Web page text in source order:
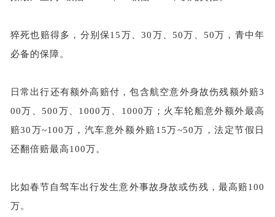
猝死也赔得多，分别保15万、30万、50万、50万，青中年
必备的保障。
日常出行还有额外高赔付，包含航空意外身故伤残额外赔3
00万、500万、1000万、1000万；火车轮船意外额外最高
赔30万~100万，汽车意外额外赔15万~50万，法定节假日
还翻倍赔最高100万。
比如春节自驾车出行发生意外事故身故或伤残，最高赔100
万。